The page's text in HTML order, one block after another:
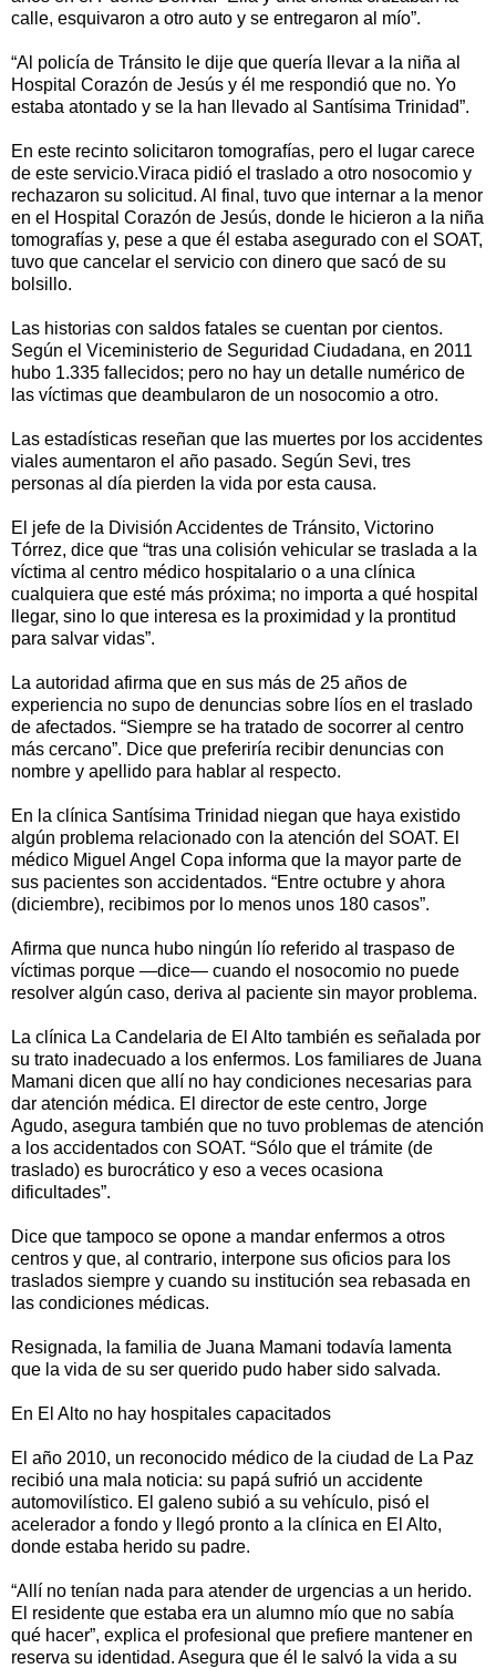
calle, esquivaron a otro auto y se entregaron al mío”.
“Al policía de Tránsito le dije que quería llevar a la niña al
Hospital Corazón de Jesús y él me respondió que no. Yo
estaba atontado y se la han llevado al Santísima Trinidad”.
En este recinto solicitaron tomografías, pero el lugar carece
de este servicio.Viraca pidió el traslado a otro nosocomio y
rechazaron su solicitud. Al final, tuvo que internar a la menor
en el Hospital Corazón de Jesús, donde le hicieron a la niña
tomografías y, pese a que él estaba asegurado con el SOAT,
tuvo que cancelar el servicio con dinero que sacó de su
bolsillo.
Las historias con saldos fatales se cuentan por cientos.
Según el Viceministerio de Seguridad Ciudadana, en 2011
hubo 1.335 fallecidos; pero no hay un detalle numérico de
las víctimas que deambularon de un nosocomio a otro.
Las estadísticas reseñan que las muertes por los accidentes
viales aumentaron el año pasado. Según Sevi, tres
personas al día pierden la vida por esta causa.
El jefe de la División Accidentes de Tránsito, Victorino
Tórrez, dice que “tras una colisión vehicular se traslada a la
víctima al centro médico hospitalario o a una clínica
cualquiera que esté más próxima; no importa a qué hospital
llegar, sino lo que interesa es la proximidad y la prontitud
para salvar vidas”.
La autoridad afirma que en sus más de 25 años de
experiencia no supo de denuncias sobre líos en el traslado
de afectados. “Siempre se ha tratado de socorrer al centro
más cercano”. Dice que preferiría recibir denuncias con
nombre y apellido para hablar al respecto.
En la clínica Santísima Trinidad niegan que haya existido
algún problema relacionado con la atención del SOAT. El
médico Miguel Angel Copa informa que la mayor parte de
sus pacientes son accidentados. “Entre octubre y ahora
(diciembre), recibimos por lo menos unos 180 casos”.
Afirma que nunca hubo ningún lío referido al traspaso de
víctimas porque —dice— cuando el nosocomio no puede
resolver algún caso, deriva al paciente sin mayor problema.
La clínica La Candelaria de El Alto también es señalada por
su trato inadecuado a los enfermos. Los familiares de Juana
Mamani dicen que allí no hay condiciones necesarias para
dar atención médica. El director de este centro, Jorge
Agudo, asegura también que no tuvo problemas de atención
a los accidentados con SOAT. “Sólo que el trámite (de
traslado) es burocrático y eso a veces ocasiona
dificultades”.
Dice que tampoco se opone a mandar enfermos a otros
centros y que, al contrario, interpone sus oficios para los
traslados siempre y cuando su institución sea rebasada en
las condiciones médicas.
Resignada, la familia de Juana Mamani todavía lamenta
que la vida de su ser querido pudo haber sido salvada.
En El Alto no hay hospitales capacitados
El año 2010, un reconocido médico de la ciudad de La Paz
recibió una mala noticia: su papá sufrió un accidente
automovilístico. El galeno subió a su vehículo, pisó el
acelerador a fondo y llegó pronto a la clínica en El Alto,
donde estaba herido su padre.
“Allí no tenían nada para atender de urgencias a un herido.
El residente que estaba era un alumno mío que no sabía
qué hacer”, explica el profesional que prefiere mantener en
reserva su identidad. Asegura que él le salvó la vida a su